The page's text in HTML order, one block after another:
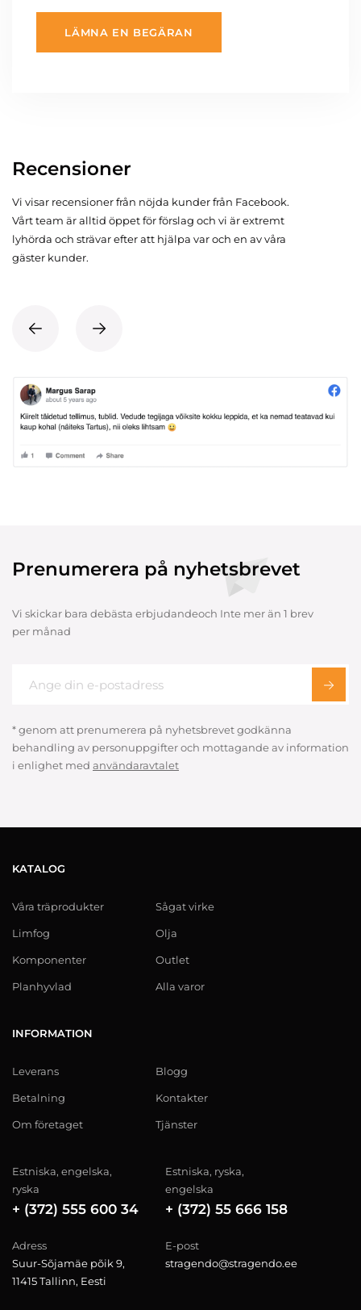
LÄMNA EN BEGÄRAN
Recensioner
Vi visar recensioner från nöjda kunder från Facebook.
Vårt team är alltid öppet för förslag och vi är extremt
lyhörda och strävar efter att hjälpa var och en av våra
gäster kunder.
Prenumerera på nyhetsbrevet
Vi skickar bara debästa erbjudandeoch Inte mer än 1 brev
per månad
* genom att prenumerera på nyhetsbrevet godkänna
behandling av personuppgifter och mottagande av information
i enlighet med användaravtalet
KATALOG
Våra träprodukter
Limfog
Komponenter
Planhyvlad
Sågat virke
Olja
Outlet
Alla varor
INFORMATION
Leverans
Betalning
Om företaget
Blogg
Kontakter
Tjänster
Estniska, engelska,
ryska
+ (372) 555 600 34
Estniska, ryska,
engelska
+ (372) 55 666 158
Adress
Suur-Sõjamäe põik 9,
11415 Tallinn, Eesti
E-post
stragendo@stragendo.ee